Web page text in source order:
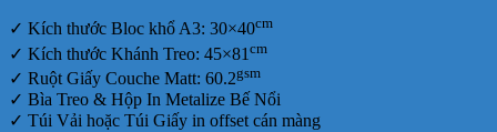
✓ Kích thước Bloc khổ A3: 30×40cm
✓ Kích thước Khánh Treo: 45×81 cm
✓ Ruột Giấy Couche Matt: 60.2gsm
✓ Bìa Treo & Hộp In Metalize Bế Nổi
✓ Túi Vải hoặc Túi Giấy in offset cán màng